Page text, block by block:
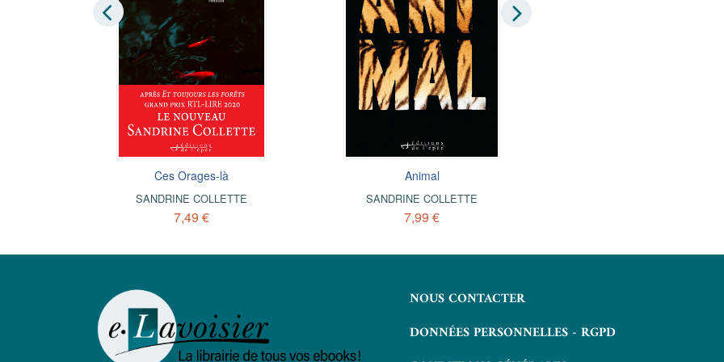
Ces Orages-là
SANDRINE COLLETTE
7,49 €
Animal
SANDRINE COLLETTE
7,99 €
NOUS CONTACTER
DONNÉES PERSONNELLES - RGPD